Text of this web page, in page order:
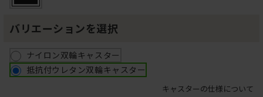
バリエーションを選択
ナイロン双輪キャスター
抵抗付ウレタン双輪キャスター
キャスターの仕様について